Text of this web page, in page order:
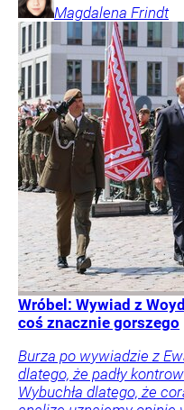
Magdalena Frindt
Wróbel: Wywiad z
coś znacznie gorszego
Burza po wywiadzie z
dlatego, że padły
Wybuchła dlatego, że